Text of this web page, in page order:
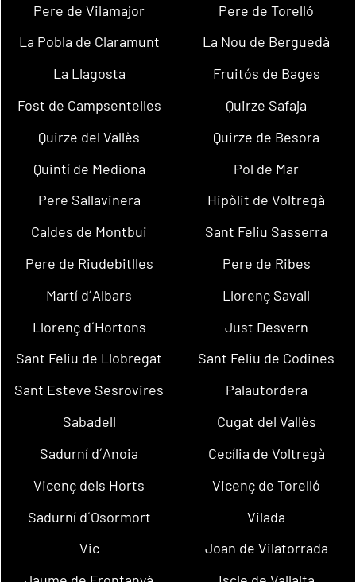
Pere de Vilamajor
Pere de Torelló
La Pobla de Claramunt
La Nou de Berguedà
La Llagosta
Fruitós de Bages
Fost de Campsentelles
Quirze Safaja
Quirze del Vallès
Quirze de Besora
Quintí de Mediona
Pol de Mar
Pere Sallavinera
Hipòlit de Voltregà
Caldes de Montbui
Sant Feliu Sasserra
Pere de Riudebitlles
Pere de Ribes
Martí d´Albars
Llorenç Savall
Llorenç d´Hortons
Just Desvern
Sant Feliu de Llobregat
Sant Feliu de Codines
Sant Esteve Sesrovires
Palautordera
Sabadell
Cugat del Vallès
Sadurní d´Anoia
Cecília de Voltregà
Vicenç dels Horts
Vicenç de Torelló
Sadurní d´Osormort
Vilada
Vic
Joan de Vilatorrada